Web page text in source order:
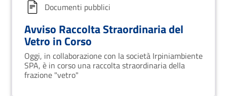
Documenti pubblici
Avviso Raccolta Straordinaria del
Vetro in Corso
Oggi, in collaborazione con la società Irpiniambiente
SPA, è in corso una raccolta straordinaria della
frazione "vetro"